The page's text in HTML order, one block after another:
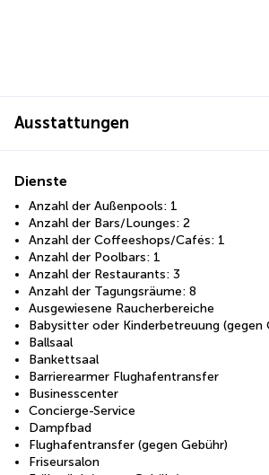
Ausstattungen
Dienste
Anzahl der Außenpools: 1
Anzahl der Bars/Lounges: 2
Anzahl der Coffeeshops/Cafés: 1
Anzahl der Poolbars: 1
Anzahl der Restaurants: 3
Anzahl der Tagungsräume: 8
Ausgewiesene Raucherbereiche
Babysitter oder Kinderbetreuung (gegen
Ballsaal
Bankettsaal
Barrierearmer Flughafentransfer
Businesscenter
Concierge-Service
Dampfbad
Flughafentransfer (gegen Gebühr)
Friseursalon